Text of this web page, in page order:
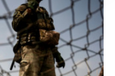
GNF 10118.69464
GTQ 8.791437
GYD 241.048608
HKD 9.04099
HNL 30.88171
HRK 7.536585
HTG 150.649793